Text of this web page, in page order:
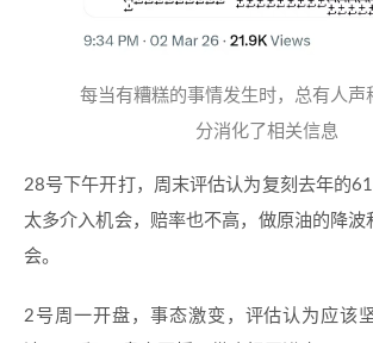
每当有糟糕的事情发生时，总有人声
分消化了相关信息
28号下午开打，周末评估认为复刻去年的
太多介入机会，赔率也不高，做原油的降波
会。
2号周一开盘，事态激变，评估认为应该